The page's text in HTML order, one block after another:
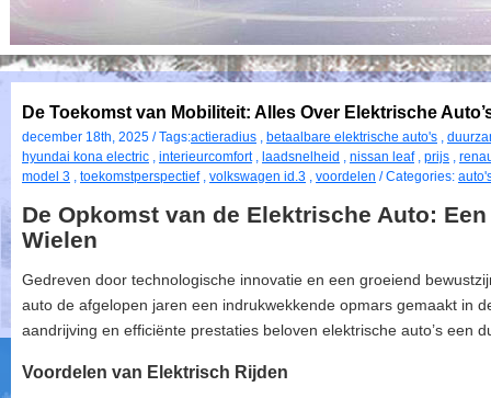
De Toekomst van Mobiliteit: Alles Over Elektrische
december 18th, 2025 / Tags:actieradius , betaalbare elektrische auto's ,
hyundai kona electric , interieurcomfort, laadsnelheid , nissan leaf, prijs ,
model 3 , toekomstperspectief, volkswagen id.3 , voordelen / Categories:
De Opkomst van de Elektrische Auto:
Wielen
Gedreven door technologische innovatie en een groeiend
auto de afgelopen jaren een indrukwekkende opmars gemaakt in
aandrijving en efficiënte prestaties beloven elektrische auto’s een
Voordelen van Elektrisch Rijden